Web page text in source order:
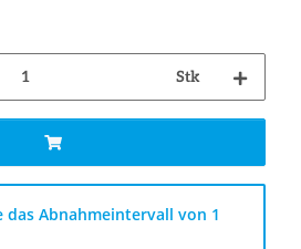
Stk
das Abnahmeintervall von 1